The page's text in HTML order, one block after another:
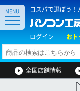
コスパで選ぼう！
ログイン おト
MENU
全国店舗情報